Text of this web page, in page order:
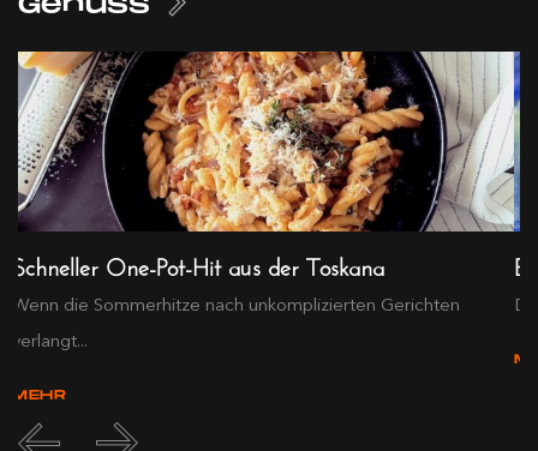
Schneller One-Pot-Hit aus der Toskana
Wenn die Sommerhitze nach unkomplizierten Gerichten
verlangt...
MEHR